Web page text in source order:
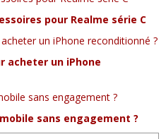
pour Realme série C
acheter un iPhone
sans engagement ?